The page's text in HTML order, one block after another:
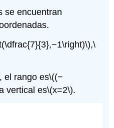
se encuentran
,\
, el rango es\((−
vertical es\(x=2\).